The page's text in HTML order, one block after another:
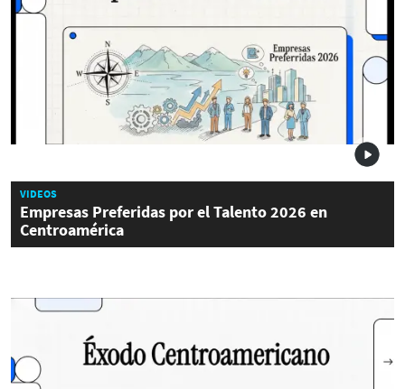
VIDEOS
Empresas Preferidas por el Talento 2026 en
Centroamérica